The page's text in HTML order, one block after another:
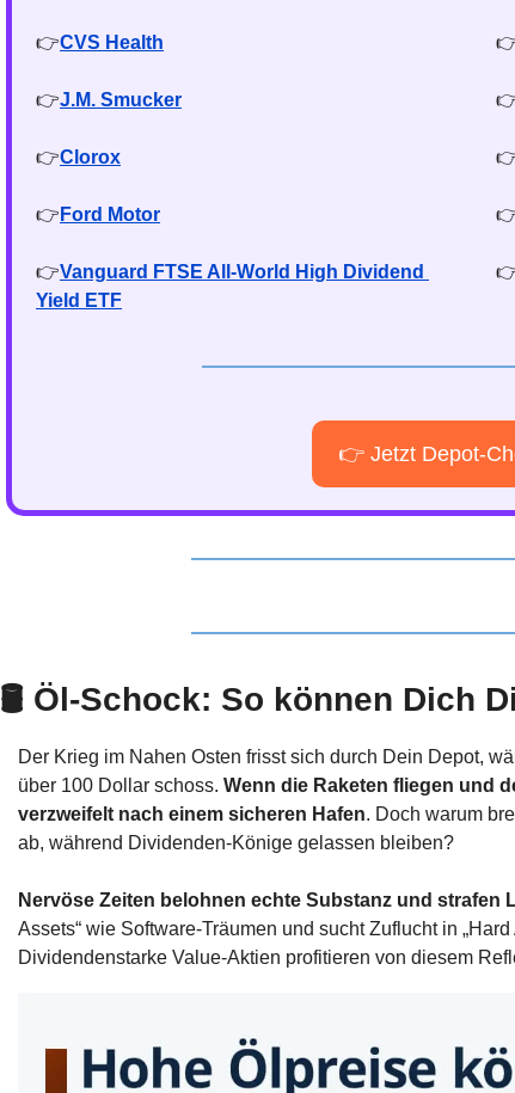
👉CVS Health
👉J.M. Smucker
👉Clorox
👉 Ford Motor
👉Vanguard FTSE All-World High Dividend
Yield ETF
👉 Jetzt Depot-
🛢️ Öl-Schock: So können Dich
Der Krieg im Nahen Osten frisst sich durch Dein Depot,
über 100 Dollar schoss. Wenn die Raketen fliegen und
verzweifelt nach einem sicheren Hafen. Doch warum
ab, während Dividenden-Könige gelassen bleiben?
Nervöse Zeiten belohnen echte Substanz und strafen
Assets“ wie Software-Träumen und sucht Zuflucht in
Dividendenstarke Value-Aktien profitieren von diesem